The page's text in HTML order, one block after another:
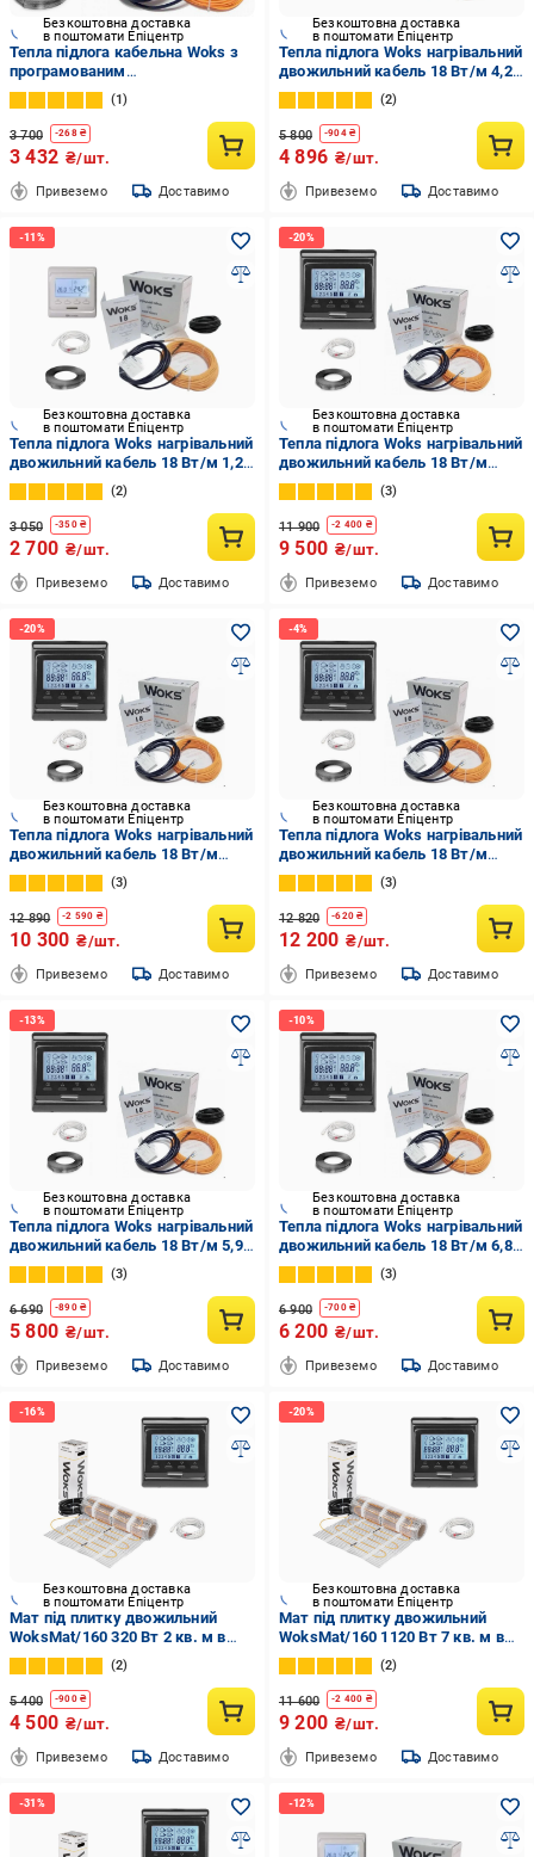
Безкоштовна доставка
в поштомати Епіцентр
Тепла підлога кабельна Woks з
програмованим
терморегулятором E51 3,2 м2-
4,0 м2/580 Вт 32 м/18 Вт/м
1
3 700 -268₴
3 432 ₴/шт.
Привеземо Доставимо
Безкоштовна доставка
в поштомати Епіцентр
Тепла підлога Woks нагрівальний
двожильний кабель 18 Вт/м 4,2-
6 кв. м/870 Вт 48 м з
програмованим
терморегулятором (789987)
2
5 800 -904₴
4 896 ₴/шт.
Привеземо Доставимо
Безкоштовна доставка
в поштомати Епіцентр
Тепла підлога Woks нагрівальний
двожильний кабель 18 Вт/м 1,2-
1,5 кв. м/220 Вт 12 м з
програмованим
терморегулятором (46165)
2
3 050 -350₴
2 700 ₴/шт.
Привеземо Доставимо
Безкоштовна доставка
в поштомати Епіцентр
Тепла підлога Woks нагрівальний
двожильний кабель 18 Вт/м
10,8-15,4 кв. м/2190 Вт 123 м з
програмованим
терморегулятором Black
(747326)
3
11 900 -2 400 ₴
9 500 ₴/шт.
Привеземо Доставимо
Безкоштовна доставка
в поштомати Епіцентр
Тепла підлога Woks нагрівальний
двожильний кабель 18 Вт/м
11,9-17 кв. м/2430 Вт 136 м з
програмованим
терморегулятором Black (75671)
3
12 890 -2 590 ₴
10 300 ₴/шт.
Привеземо Доставимо
Безкоштовна доставка
в поштомати Епіцентр
Тепла підлога Woks нагрівальний
двожильний кабель 18 Вт/м
14,2-20,3 кв. м/2920 Вт 162 м з
програмованим
терморегулятором Black (77777)
3
12 820 -620₴
12 200 ₴/шт.
Привеземо Доставимо
Безкоштовна доставка
в поштомати Епіцентр
Тепла підлога Woks нагрівальний
двожильний кабель 18 Вт/м 5,9-
8,5 кв. м/1220 Вт 68 м з
програмованим
терморегулятором Black (32826)
3
6 690 -890₴
5 800 ₴/шт.
Привеземо Доставимо
Безкоштовна доставка
в поштомати Епіцентр
Тепла підлога Woks нагрівальний
двожильний кабель 18 Вт/м 6,8-
9,8 кв. м/1380 Вт 78 м з
програмованим
терморегулятором Black (39277)
3
6 900 -700₴
6 200 ₴/шт.
Привеземо Доставимо
Безкоштовна доставка
в поштомати Епіцентр
Мат під плитку двожильний
WoksMat/160 320 Вт 2 кв. м в
комплекті з програмованим
терморегулятором Black (56771)
2
5 400 -900₴
4 500 ₴/шт.
Привеземо Доставимо
Безкоштовна доставка
в поштомати Епіцентр
Мат під плитку двожильний
WoksMat/160 1120 Вт 7 кв. м в
комплекті з програмованим
терморегулятором Black
(589857)
2
11 600 -2 400 ₴
9 200 ₴/шт.
Привеземо Доставимо